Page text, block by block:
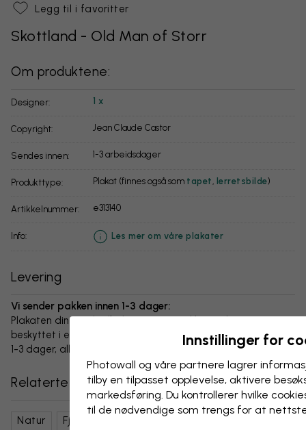
Legg til i favoritter
Skottland - Old Man of Storr
Om produktene:
Designer: 1 x
Copyright: Jean Claude Castor
Sendes innen: 1-3 arbeidsdager
Produkttype: Plakat (finnes også som tapet lerretsbilde)
Artikkelnummer: e313140
info: Les mer om våre plakater
Levering
Vi sender pakken innen 1-3 dager:
Plakaten din og alt tilbehør er nøye pakket og levert
beskyttet i en slitesterk bølgepappboks. Pakken sendes innen
1-3 dager, alltid med fri frakt.
Relaterte kategorier
Natur Fjell Klipper
Innstillinger for
Photowall og våre partnere lagrer
tilby en tilpasset opplevelse, aktivere
markedsføring. Du kontrollerer hvilke
til de nødvendige som trengs for at